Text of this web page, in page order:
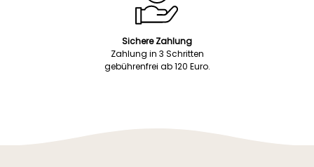
Sichere Zahlung
Zahlung in 3 Schritten
gebührenfrei ab 120 Euro.